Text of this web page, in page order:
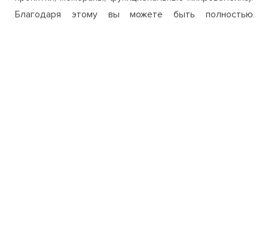
Благодаря этому вы можете быть полностью